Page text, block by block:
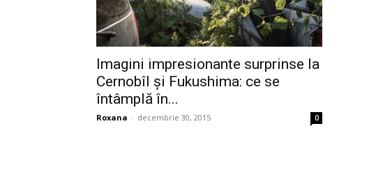
Imagini impresionante surprinse la
Cernobîl și Fukushima: ce se
întâmplă în...
Roxana - decembrie 30, 2015 0